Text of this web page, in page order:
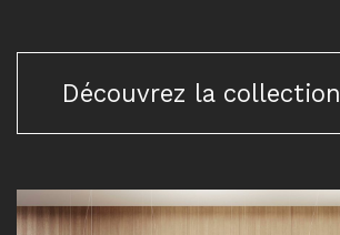
Découvrez la collection